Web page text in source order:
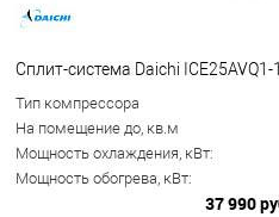
Сплит-система Daichi ICE25AVQ1-
Тип компрессора
На помещение до, кв.м
Мощность охлаждения, кВт:
Мощность обогрева, кВт:
37 990